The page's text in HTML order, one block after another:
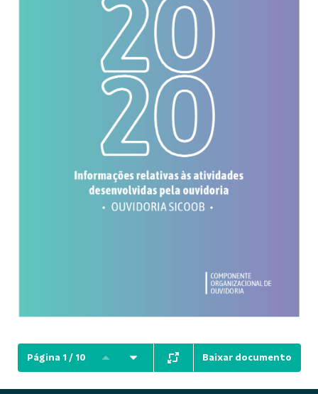
Página 1 / 10 Baixar documento